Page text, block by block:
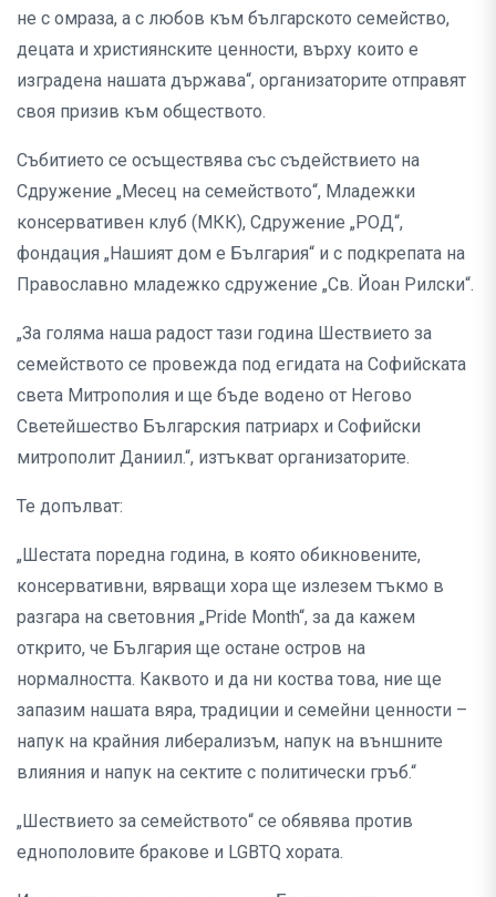
не с омраза, а с любов към българското семейство,
децата и християнските ценности, върху които е
изградена нашата държава“, организаторите отправят
своя призив към обществото.
Събитието се осъществява със съдействието на
Сдружение „Месец на семейството“, Младежки
консервативен клуб (МКК), Сдружение „РОД“,
фондация „Нашият дом е България“ и с подкрепата на
Православно младежко сдружение „Св. Йоан Рилски“.
„За голяма наша радост тази година Шествието за
семейството се провежда под егидата на Софийската
света Митрополия и ще бъде водено от Негово
Светейшество Българския патриарх и Софийски
митрополит Даниил.“, изтъкват организаторите.
Те допълват:
„Шестата поредна година, в която обикновените,
консервативни, вярващи хора ще излезем тъкмо в
разгара на световния „Pride Month“, за да кажем
открито, че България ще остане остров на
нормалността. Каквото и да ни коства това, ние ще
запазим нашата вяра, традиции и семейни ценности –
напук на крайния либерализъм, напук на външните
влияния и напук на сектите с политически гръб.“
„Шествието за семейството“ се обявява против
еднополовите бракове и LGBTQ хората.